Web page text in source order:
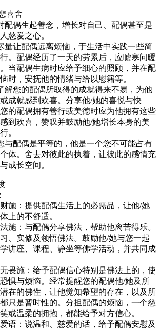
喜舍
配偶生起善念，增长对自己、配偶甚至是
慈爱之心。
量让配偶远离烦恼，于生活中实践一些简
。配偶经历了一天的劳累后，应嘘寒问暖
当配偶生病时应给予细心的照顾，并在配
时，安抚他的情绪与给以慰籍等。
解您的配偶所取得的成就得来不易，为他
成就感到欢喜。分享他/她的喜悦与快
的配偶拥有善行或美德时应为他拥有这些
到欢喜，赞叹并鼓励他/她增长本身的美
。
与配偶是平等的，他是一个您不可能占有
体。舍去对彼此的执着，让彼此的感情充
成长空间。
财施：提供配偶生活上的必需品，让他/她
上的不舒适。
法施：与配偶分享佛法，帮助他离苦得乐。
、实修及领悟佛法。鼓励他/她与您一起
讲座、课程、静坐等佛学活动，并共同成
无畏施：给予配偶信心特别是佛法上的，使
惧与烦恼。经常提醒您的配偶他/她及所
在的佛性，让他觉知希望的存在，以及所
只是暂时性的。分担配偶的烦恼，一个慈
或温柔的拥抱，都能给予对方信心。
爱语：说温和、慈爱的话，给予配偶安慰及